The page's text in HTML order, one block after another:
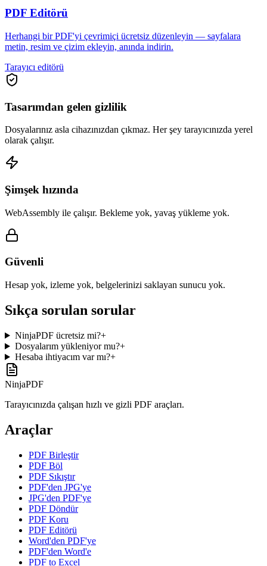
PDF Editörü
Herhangi bir PDF'yi çevrimiçi ücretsiz düzenleyin — sayfalara
metin, resim ve çizim ekleyin, anında indirin.
Tarayıcı editörü
Tasarımdan gelen gizlilik
Dosyalarınız asla cihazınızdan çıkmaz. Her şey tarayıcınızda yerel
olarak çalışır.
Şimşek hızında
WebAssembly ile çalışır. Bekleme yok, yavaş yükleme yok.
Güvenli
Hesap yok, izleme yok, belgelerinizi saklayan sunucu yok.
Sıkça sorulan sorular
NinjaPDF ücretsiz mi?+
Dosyalarım yükleniyor mu?+
Hesaba ihtiyacım var mı?+
NinjaPDF
Tarayıcınızda çalışan hızlı ve gizli PDF araçları.
Araçlar
PDF Birleştir
PDF Böl
PDF Sıkıştır
PDF'den JPG'ye
JPG'den PDF'ye
PDF Döndür
PDF Koru
PDF Editörü
Word'den PDF'ye
PDF'den Word'e
PDF to Excel